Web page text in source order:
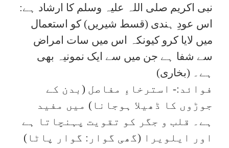
نبی اکریم صلی اللہ علیہ وسلم کا ارشاد ہے:
اس عودِ ہندی (قسط شیریں) کو استعمال
میں لایا کرو کیونکہ اس میں سات امراض
سے شفا ہے جن میں سے ایک نمونیہ بھی
ہے۔ (بخاری)
فوائد:- استرخاءِ مفاصل (بدن کے
جوڑوں کا ڈھیلا ہوجانا) میں مفید
ہے۔ قلب و جگر کو تقویت پہنچاتا ہے
اور ایلویرا (گھی گوار: گوار پاٹا)